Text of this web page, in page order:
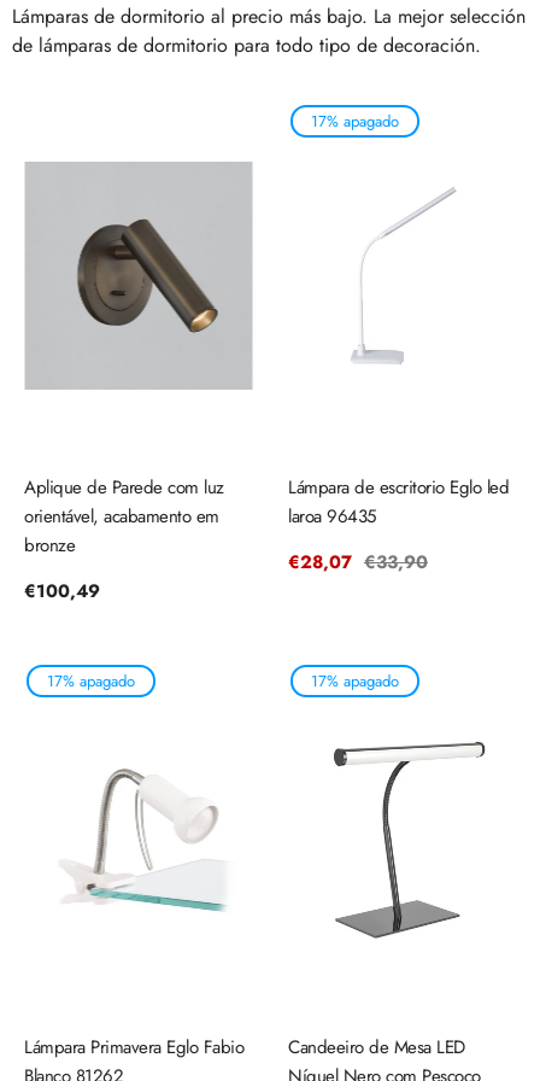
Lámparas de dormitorio al precio más bajo. La mejor selección
de lámparas de dormitorio para todo tipo de decoración.
Aplique de Parede com luz
orientável, acabamento em
bronze
Precio
€100,49
17% apagado
Lámpara de escritorio Eglo led
laroa 96435
Precio
€28,07 Precio
€33,90
17% apagado
Lámpara Primavera Eglo Fabio
Blanco 81262
17% apagado
Candeeiro de Mesa LED
Níquel Nero com Pescoço